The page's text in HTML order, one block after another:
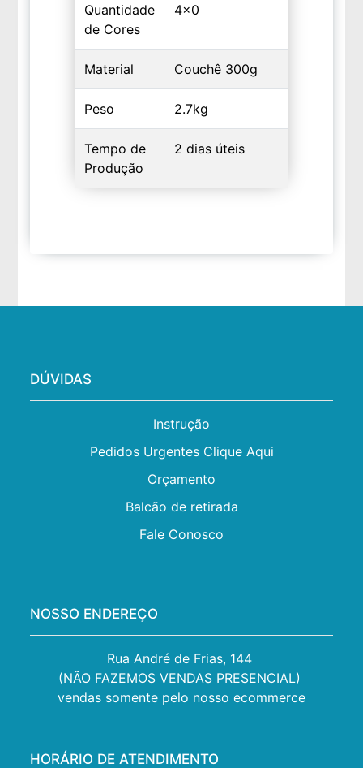
Quantidade
de Cores
4x0
Material Couchê 300g
Peso 2.7kg
Tempo de
Produção
2 dias úteis
DÚVIDAS
Instrução
Pedidos Urgentes Clique Aqui
Orçamento
Balcão de retirada
Fale Conosco
NOSSO ENDEREÇO
Rua André de Frias, 144
(NÃO FAZEMOS VENDAS PRESENCIAL)
vendas somente pelo nosso ecommerce
HORÁRIO DE ATENDIMENTO